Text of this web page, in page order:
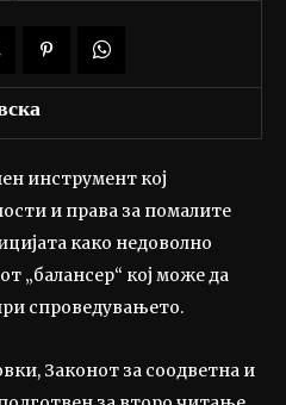
инструмент кој
и права за помалите
како недоволно
„балансер“ кој може да
спроведувањето.
Законот за соодветна и